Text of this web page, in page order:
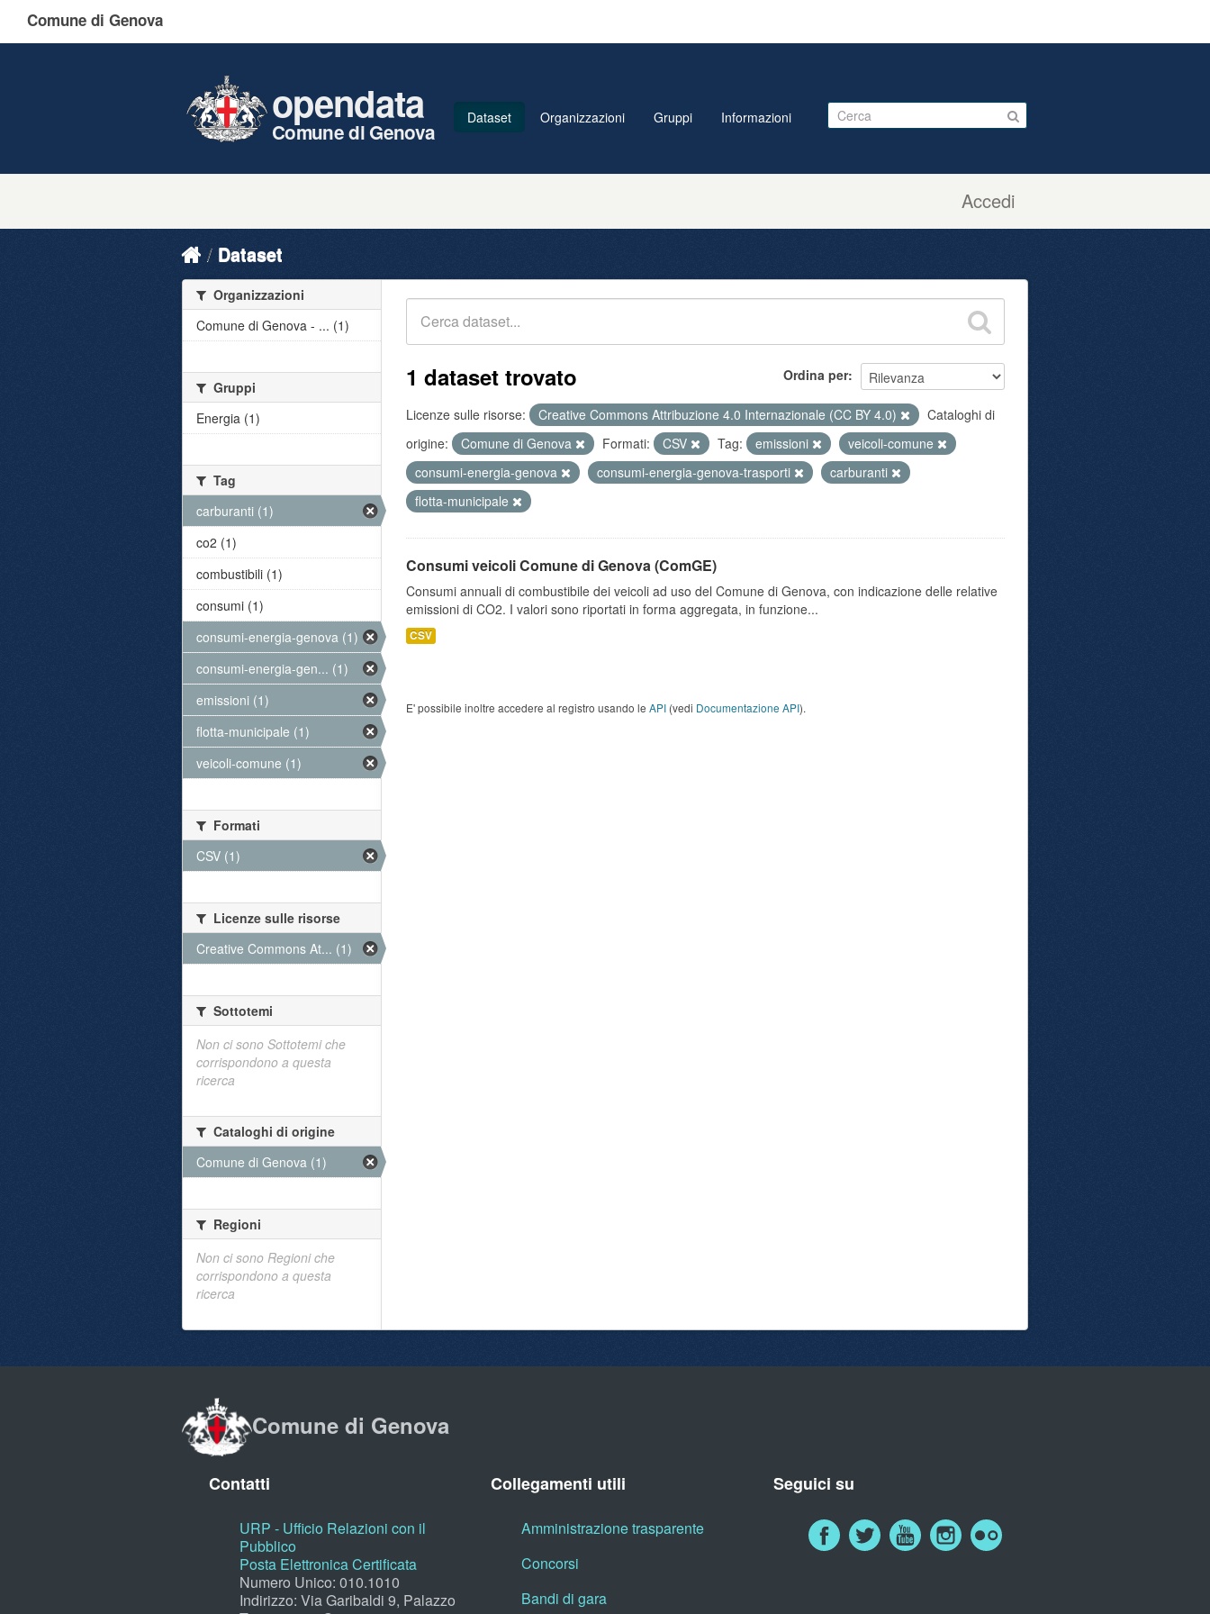
Comune di Genova
Accedi
opendata
Comune di Genova
Dataset Organizzazioni Gruppi Informazioni
Dataset
Ordina per
1 dataset trovato
Licenze sulle risorse: Creative Commons Attribuzione 4.0 Internazionale (CC BY 4.0)
Cataloghi di
origine:
Comune di Genova Formati: CSV Tag: emissioni
veicoli-comune
consumi-energia-genova
consumi-energia-genova-trasporti
carburanti
flotta-municipale
Consumi veicoli Comune di Genova (ComGE)
Consumi annuali di combustibile dei veicoli ad uso del Comune di Genova, con indicazione delle relative
emissioni di CO2. I valori sono riportati in forma aggregata, in funzione...
CSV
E' possibile inoltre accedere al registro usando le API (vedi Documentazione API).
Organizzazioni
Comune di Genova - ... (1)
Gruppi
Energia (1)
Tag
carburanti (1)
co2 (1)
combustibili (1)
consumi (1)
consumi-energia-genova (1)
consumi-energia-gen... (1)
emissioni (1)
flotta-municipale (1)
veicoli-comune (1)
Formati
CSV (1)
Licenze sulle risorse
Creative Commons At... (1)
Sottotemi
Non ci sono Sottotemi che
corrispondono a questa
ricerca
Cataloghi di origine
Comune di Genova (1)
Regioni
Non ci sono Regioni che
corrispondono a questa
ricerca
Comune di Genova
Contatti
URP - Ufficio Relazioni con il
Pubblico
Posta Elettronica Certificata
Numero Unico: 010.1010
Indirizzo: Via Garibaldi 9, Palazzo
Collegamenti utili
Amministrazione trasparente
Concorsi
Bandi di gara
Seguici su